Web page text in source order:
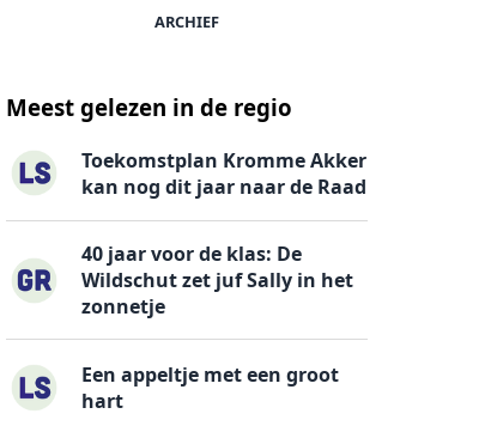
ARCHIEF
Meest gelezen in de regio
Toekomstplan Kromme Akker
kan nog dit jaar naar de Raad
40 jaar voor de klas: De
Wildschut zet juf Sally in het
zonnetje
Een appeltje met een groot
hart